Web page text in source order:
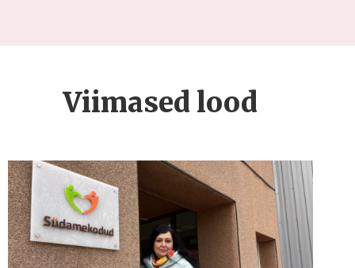
Viimased lood